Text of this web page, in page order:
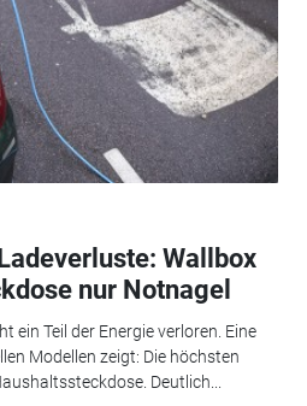
Wallbox
nur Notnagel
ein Teil der Energie verloren. Eine
Modellen zeigt: Die höchsten
Deutlich...